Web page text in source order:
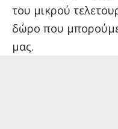
του μικρού
δώρο που
μας.